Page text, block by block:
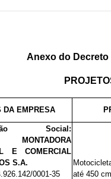
Anexo do Decreto
DA EMPRESA
Social:
MONTADORA
E COMERCIAL
S.A.
0001-35
até 450